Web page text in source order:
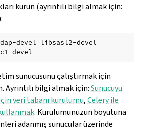
kurun (ayrıntılı bilgi almak için:
devel libsasl2-devel
sunucusunu çalıştırmak için
Ayrıntılı bilgi almak için:Sunucuyu
veri tabanı kurulumu,Celery ile
. Kurulumunuzun boyutuna
adanmış sunucular üzerinde